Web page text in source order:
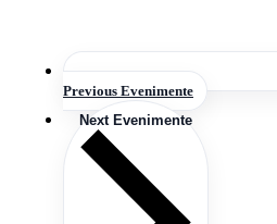
Previous Evenimente
Next Evenimente